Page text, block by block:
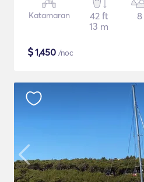
Katamaran
42 ft
13 m
8
$1,450 /noc